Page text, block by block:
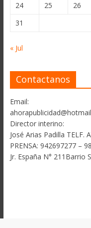
24
25 26
31
« Jul
Contactanos
Email:
Director interino:
José Arias Padilla TELF.
PRENSA: 942697277 –
Jr. España N° 211Barrio